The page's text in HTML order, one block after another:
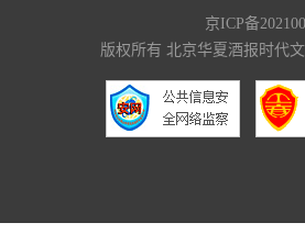
京ICP备
版权所有 北京华夏酒报时代文